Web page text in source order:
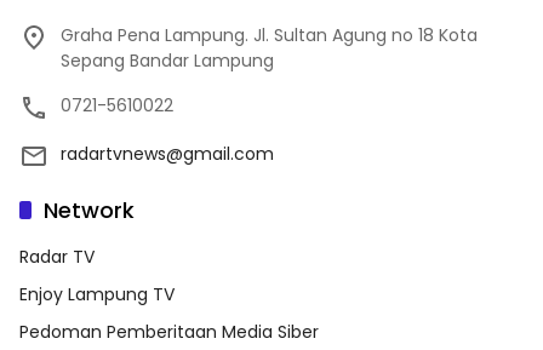
Graha Pena Lampung. Jl. Sultan Agung no 18 Kota
Sepang Bandar Lampung
0721-5610022
radartvnews@gmail.com
Network
Radar TV
Enjoy Lampung TV
Pedoman Pemberitaan Media Siber